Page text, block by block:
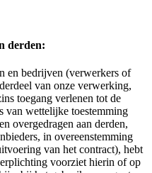
derden:
en bedrijven (verwerkers of
van onze verwerking,
toegang verlenen tot de
van wettelijke toestemming
overgedragen aan derden,
in overeenstemming
van het contract), hebt
voorziet hierin of op